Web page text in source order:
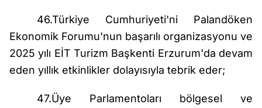
46.Türkiye Cumhuriyeti'ni Palandöken
Ekonomik Forumu'nun başarılı organizasyonu ve
2025 yılı EİT Turizm Başkenti Erzurum'da devam
eden yıllık etkinlikler dolayısıyla tebrik eder;
47.Üye Parlamentoları bölgesel ve